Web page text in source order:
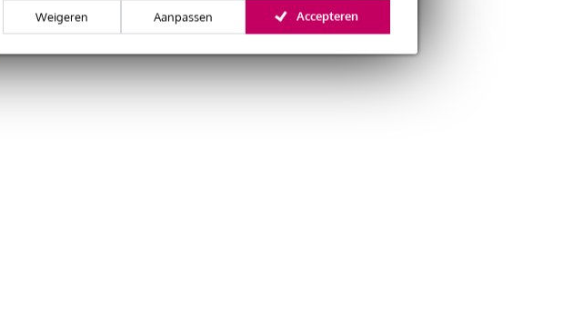
Weigeren Aanpassen Accepteren